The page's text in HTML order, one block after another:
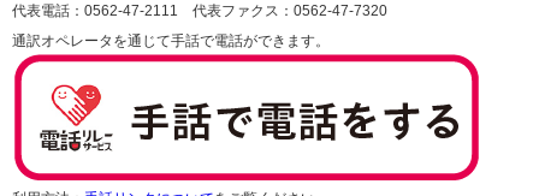
代表電話：0562-47-2111 代表ファクス：0562-47-7320
通訳オペレータを通じて手話で電話ができます。